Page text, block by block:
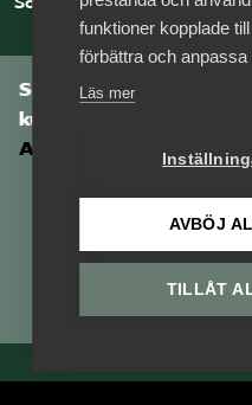
Som medlem har du
kunskapsbank
Arbetsgivarguiden
Logga in
funktioner kopplade
förbättra och
Läs mer
AVBÖJ
TILLÅT